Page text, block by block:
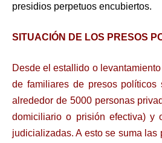
presidios perpetuos encubiertos.
SITUACIÓN DE LOS PRESOS
Desde el estallido o
de familiares de presos políticos
alrededor de 5000 personas
domiciliario o prisión efectiva) y
judicializadas. A esto se suma las